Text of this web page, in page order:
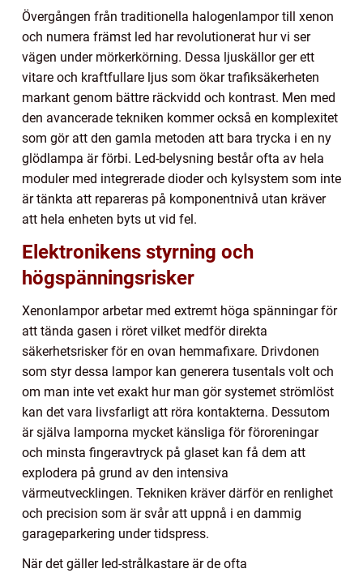
Övergången från traditionella halogenlampor till xenon
och numera främst led har revolutionerat hur vi ser
vägen under mörkerkörning. Dessa ljuskällor ger ett
vitare och kraftfullare ljus som ökar trafiksäkerheten
markant genom bättre räckvidd och kontrast. Men med
den avancerade tekniken kommer också en komplexitet
som gör att den gamla metoden att bara trycka i en ny
glödlampa är förbi. Led-belysning består ofta av hela
moduler med integrerade dioder och kylsystem som inte
är tänkta att repareras på komponentnivå utan kräver
att hela enheten byts ut vid fel.
Elektronikens styrning och
högspänningsrisker
Xenonlampor arbetar med extremt höga spänningar för
att tända gasen i röret vilket medför direkta
säkerhetsrisker för en ovan hemmafixare. Drivdonen
som styr dessa lampor kan generera tusentals volt och
om man inte vet exakt hur man gör systemet strömlöst
kan det vara livsfarligt att röra kontakterna. Dessutom
är själva lamporna mycket känsliga för föroreningar
och minsta fingeravtryck på glaset kan få dem att
explodera på grund av den intensiva
värmeutvecklingen. Tekniken kräver därför en renlighet
och precision som är svår att uppnå i en dammig
garageparkering under tidspress.
När det gäller led-strålkastare är de ofta